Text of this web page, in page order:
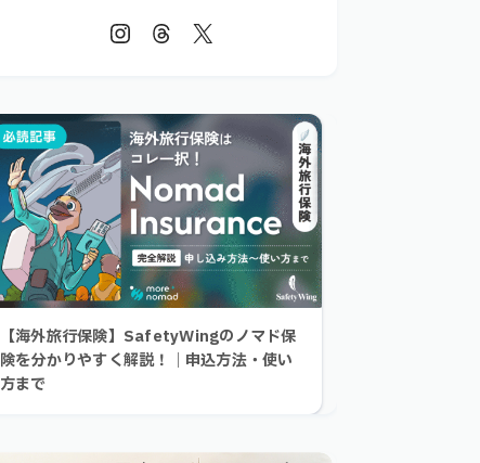
【海外旅行保険】SafetyWingのノマド保
険を分かりやすく解説！｜申込方法・使い
方まで